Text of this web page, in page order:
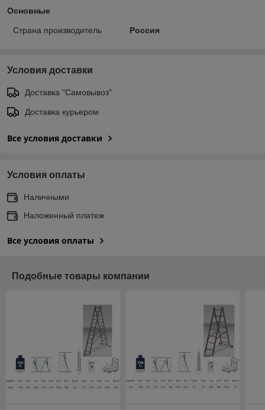
Основные
Страна производитель Россия
Условия доставки
Доставка "Самовывоз"
Доставка курьером
Все условия доставки
Условия оплаты
Наличными
Наложенный платеж
Все условия оплаты
Подобные товары компании